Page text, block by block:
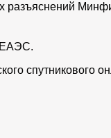
разъяснений
ЕАЭС.
спутникового